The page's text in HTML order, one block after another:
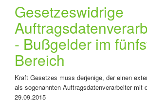
Gesetzeswidrige
- Bußgelder im
Bereich
Kraft Gesetzes muss derjenige, der einen
als sogenannten Auftragsdatenverarbeiter mit
29.09.2015